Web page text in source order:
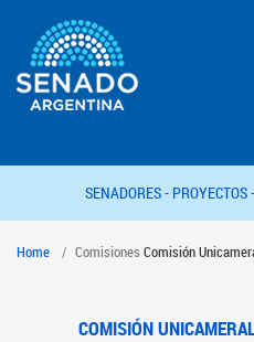
SENADORES - PROYECTOS -
Home Comisiones Comisión
COMISIÓN